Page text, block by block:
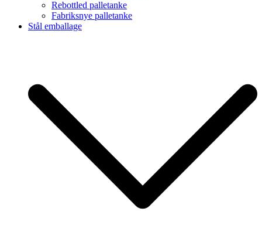
Rebottled palletanke
Fabriksnye palletanke
Stål emballage